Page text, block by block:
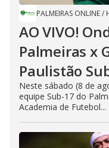
PALMEIRAS ONLINE/
AO VIVO!
Palmeiras x
Paulistão
Neste sábado (8 de
equipe Sub-17 do
Academia de Futebol...